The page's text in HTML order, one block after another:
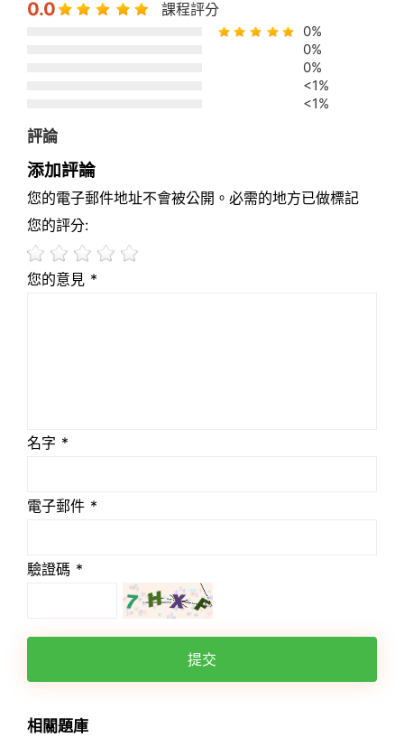
0.0 課程評分
0%
0%
0%
<1%
<1%
評論
添加評論
您的電子郵件地址不會被公開。必需的地方已做標記
您的評分:
您的意見 *
名字 *
電子郵件 *
驗證碼 *
提交
相關題庫